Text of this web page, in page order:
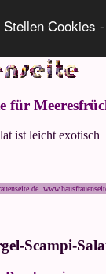
für
ist leicht exotisch
Scampi-